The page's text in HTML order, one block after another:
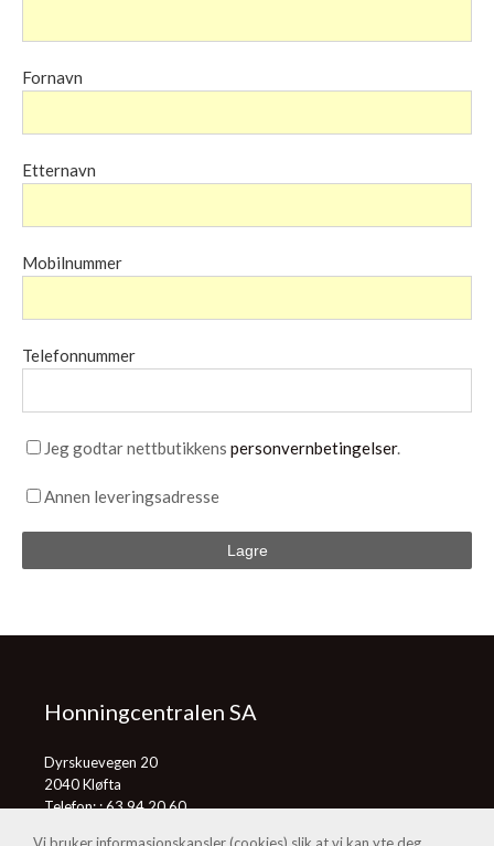
Fornavn
Etternavn
Mobilnummer
Telefonnummer
Jeg godtar nettbutikkens personvernbetingelser.
Annen leveringsadresse
Honningcentralen SA
Dyrskuevegen 20
2040 Kløfta
Telefon: :63 94 20 60